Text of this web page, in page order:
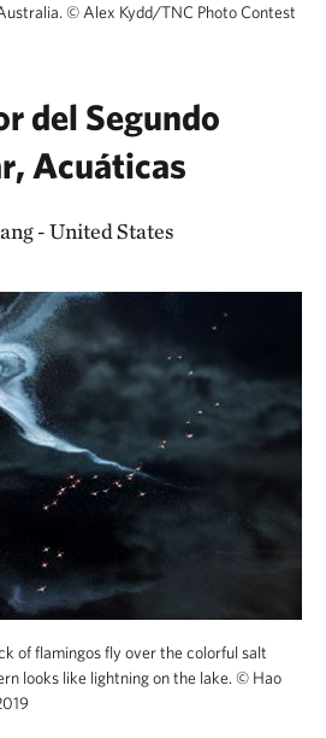
© Alex Kydd/TNC Photo Contest
del Segundo
Acuáticas
- United States
of flamingos fly over the colorful salt
looks like lightning on the lake. © Hao